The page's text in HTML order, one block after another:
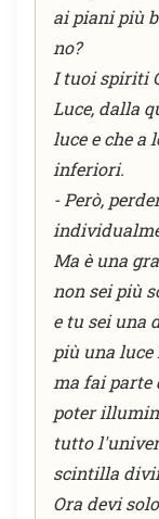
ai piani più
no?
I tuoi spiriti
Luce, dalla
luce e che a
inferiori.
- Però,
Ma è una
non sei più
e tu sei una
più una luce
ma fai parte
poter
tutto
scintilla
Ora devi